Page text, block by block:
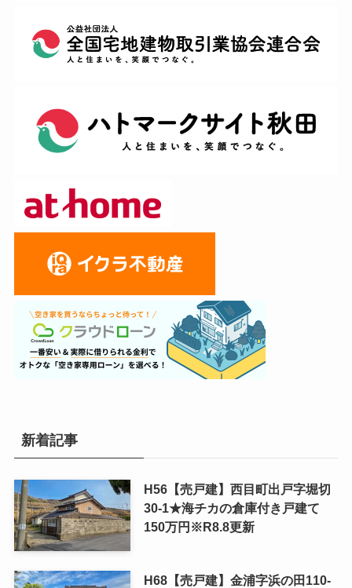
新着記事
H56【売戸建】西目町出戸字堀切
30-1★海チカの倉庫付き戸建て
150万円※R8.8更新
H68【売戸建】金浦字浜の田110-